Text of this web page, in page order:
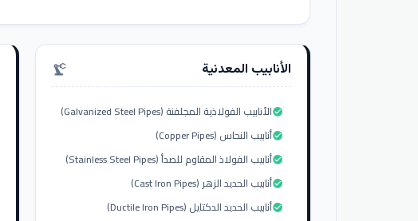
الأنابيب المعدنية precision_manufacturing
الأنابيب الفولاذية المجلفنة (Galvanized Steel Pipes)check_circle
أنابيب النحاس (Copper Pipes)check_circle
أنابيب الفولاذ المقاوم للصدأ (Stainless Steel Pipes)check_circle
أنابيب الحديد الزهر (Cast Iron Pipes)check_circle
أنابيب الحديد الدكتايل (Ductile Iron Pipes)check_circle